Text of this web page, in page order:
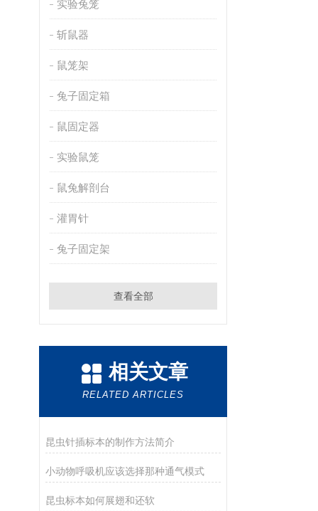
实验兔笼
斩鼠器
鼠笼架
兔子固定箱
鼠固定器
实验鼠笼
鼠兔解剖台
灌胃针
兔子固定架
查看全部
相关文章
RELATED ARTICLES
昆虫针插标本的制作方法简介
小动物呼吸机应该选择那种通气模式
昆虫标本如何展翅和还软